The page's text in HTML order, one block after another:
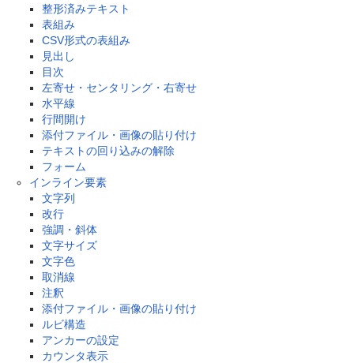
整形済みテキスト
表組み
CSV形式の表組み
見出し
目次
左寄せ・センタリング・右寄せ
水平線
行間開け
添付ファイル・画像の貼り付け
テキストの回り込みの解除
フォーム
インライン要素
文字列
改行
強調・斜体
文字サイズ
文字色
取消線
注釈
添付ファイル・画像の貼り付け
ルビ構造
アンカーの設定
カウンタ表示